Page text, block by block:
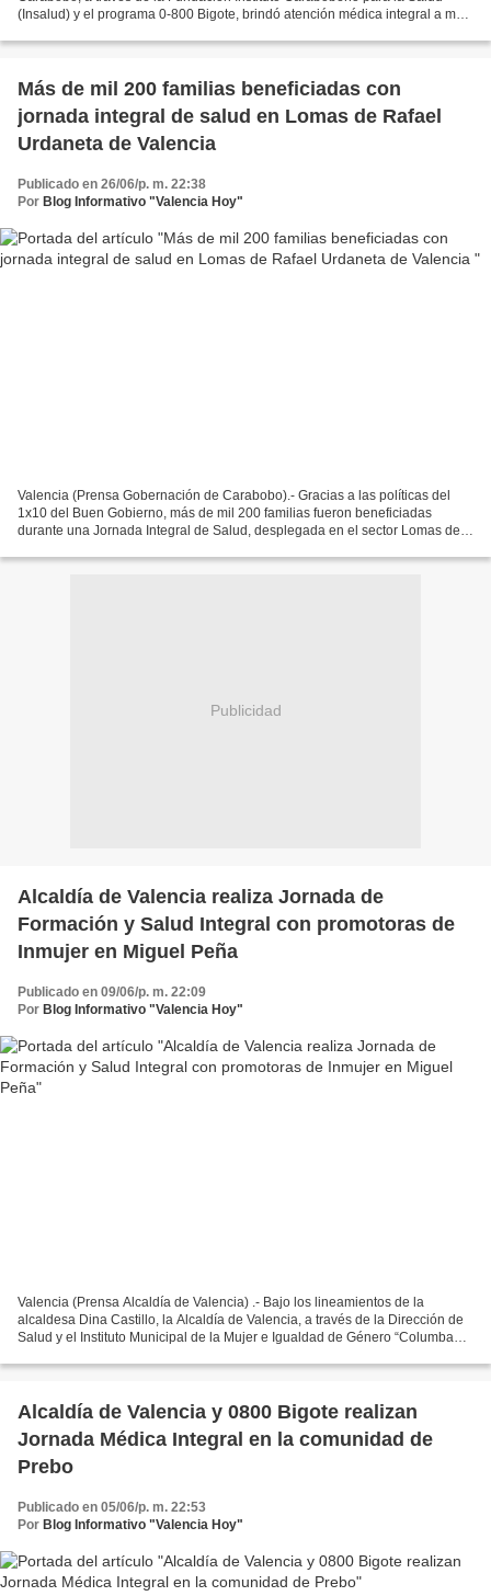
(Insalud) y el programa 0-800 Bigote, brindó atención médica integral a más
Más de mil 200 familias beneficiadas con
jornada integral de salud en Lomas de Rafael
Urdaneta de Valencia
Publicado en 26/06/p. m. 22:38
Por Blog Informativo "Valencia Hoy"
Valencia (Prensa Gobernación de Carabobo).- Gracias a las políticas del
1x10 del Buen Gobierno, más de mil 200 familias fueron beneficiadas
durante una Jornada Integral de Salud, desplegada en el sector Lomas de
Publicidad
Alcaldía de Valencia realiza Jornada de
Formación y Salud Integral con promotoras de
Inmujer en Miguel Peña
Publicado en 09/06/p. m. 22:09
Por Blog Informativo "Valencia Hoy"
Valencia (Prensa Alcaldía de Valencia) .- Bajo los lineamientos de la
alcaldesa Dina Castillo, la Alcaldía de Valencia, a través de la Dirección de
Salud y el Instituto Municipal de la Mujer e Igualdad de Género “Columba
Alcaldía de Valencia y 0800 Bigote realizan
Jornada Médica Integral en la comunidad de
Prebo
Publicado en 05/06/p. m. 22:53
Por Blog Informativo "Valencia Hoy"